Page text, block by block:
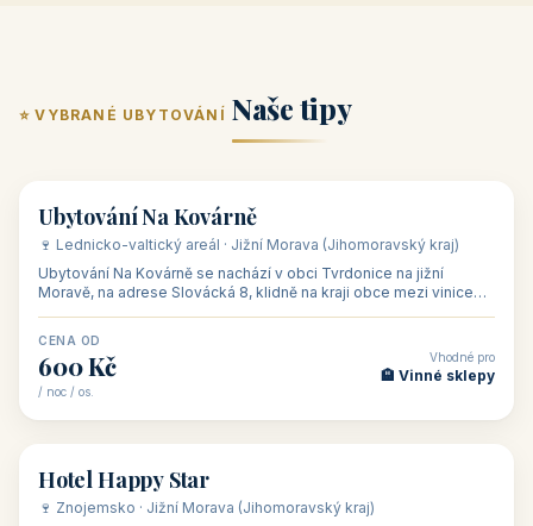
⭐ VYBRANÉ UBYTOVÁNÍ Naše tipy
🏡 penzion
Ubytování Na Kovárně
🍷 Lednicko-valtický areál · Jižní Morava (Jihomoravský kraj)
Ubytování Na Kovárně se nachází v obci Tvrdonice na jižní
Moravě, na adrese Slovácká 8, klidně na kraji obce mezi vinicemi,
CENA OD
600 Kč
/ noc / os.
Vhodné pro
🏨 Vinné sklepy
🏨 hotel
Hotel Happy Star
🍷 Znojemsko · Jižní Morava (Jihomoravský kraj)